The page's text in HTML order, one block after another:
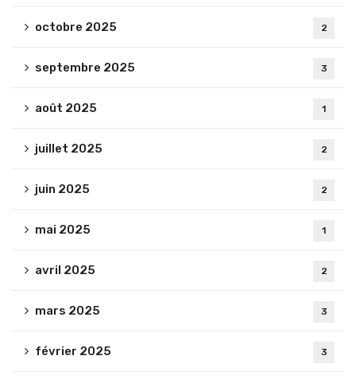
octobre 2025 2
septembre 2025 3
août 2025 1
juillet 2025 2
juin 2025 2
mai 2025 1
avril 2025 2
mars 2025 3
février 2025 3